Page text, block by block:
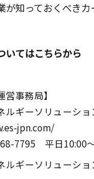
が知っておくべき
いてはこちらから
営事務局】
ルギーソリューショ
jpn.com/
7795 平日10:00
ルギーソリューショ